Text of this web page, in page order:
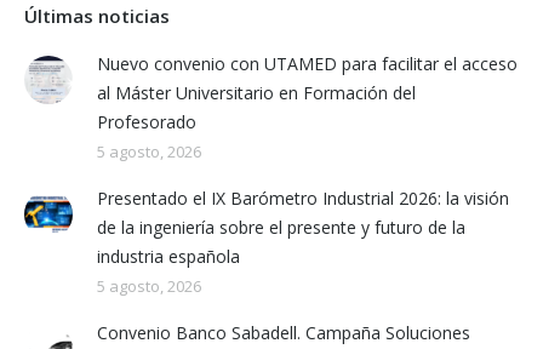
Últimas noticias
Nuevo convenio con UTAMED para facilitar el acceso
al Máster Universitario en Formación del
Profesorado
5 agosto, 2026
Presentado el IX Barómetro Industrial 2026: la visión
de la ingeniería sobre el presente y futuro de la
industria española
5 agosto, 2026
Convenio Banco Sabadell. Campaña Soluciones